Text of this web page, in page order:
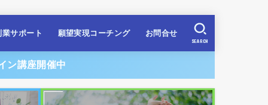
サポート 願望実現コーチング お問合せ
SEARCH
ン講座開催中